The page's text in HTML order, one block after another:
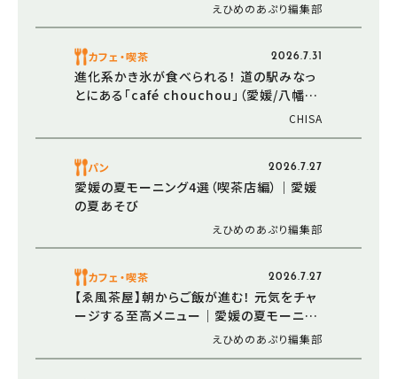
えひめのあぷり編集部
カフェ・喫茶 2026.7.31
進化系かき氷が食べられる！ 道の駅みなっ
とにある「café chouchou」（愛媛/八幡浜
CHISA
パン 2026.7.27
愛媛の夏モーニング4選（喫茶店編）｜愛媛
の夏あそび
えひめのあぷり編集部
カフェ・喫茶 2026.7.27
【ゑ風茶屋】朝からご飯が進む！ 元気をチャ
ージする至高メニュー｜愛媛の夏モーニン
えひめのあぷり編集部